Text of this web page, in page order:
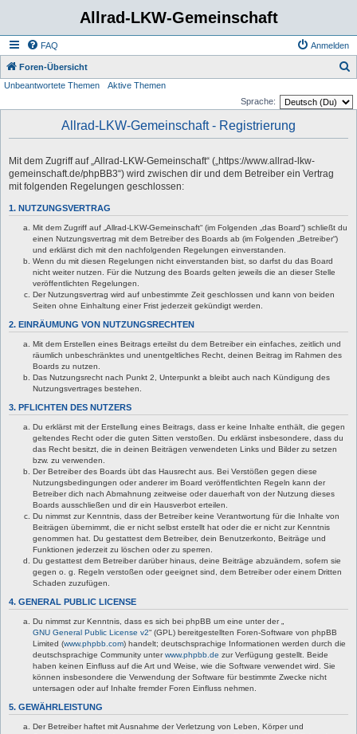
Allrad-LKW-Gemeinschaft
FAQ Anmelden
Foren-Übersicht
Unbeantwortete Themen
Aktive Themen
Sprache:
Allrad-LKW-Gemeinschaft - Registrierung
Mit dem Zugriff auf „Allrad-LKW-Gemeinschaft“ („https://www.allrad-lkw-
gemeinschaft.de/phpBB3“) wird zwischen dir und dem Betreiber ein Vertrag
mit folgenden Regelungen geschlossen:
1. NUTZUNGSVERTRAG
Mit dem Zugriff auf „Allrad-LKW-Gemeinschaft“ (im Folgenden „das Board“) schließt du
einen Nutzungsvertrag mit dem Betreiber des Boards ab (im Folgenden „Betreiber“)
und erklärst dich mit den nachfolgenden Regelungen einverstanden.
Wenn du mit diesen Regelungen nicht einverstanden bist, so darfst du das Board
nicht weiter nutzen. Für die Nutzung des Boards gelten jeweils die an dieser Stelle
veröffentlichten Regelungen.
Der Nutzungsvertrag wird auf unbestimmte Zeit geschlossen und kann von beiden
Seiten ohne Einhaltung einer Frist jederzeit gekündigt werden.
2. EINRÄUMUNG VON NUTZUNGSRECHTEN
Mit dem Erstellen eines Beitrags erteilst du dem Betreiber ein einfaches, zeitlich und
räumlich unbeschränktes und unentgeltliches Recht, deinen Beitrag im Rahmen des
Boards zu nutzen.
Das Nutzungsrecht nach Punkt 2, Unterpunkt a bleibt auch nach Kündigung des
Nutzungsvertrages bestehen.
3. PFLICHTEN DES NUTZERS
Du erklärst mit der Erstellung eines Beitrags, dass er keine Inhalte enthält, die gegen
geltendes Recht oder die guten Sitten verstoßen. Du erklärst insbesondere, dass du
das Recht besitzt, die in deinen Beiträgen verwendeten Links und Bilder zu setzen
bzw. zu verwenden.
Der Betreiber des Boards übt das Hausrecht aus. Bei Verstößen gegen diese
Nutzungsbedingungen oder anderer im Board veröffentlichten Regeln kann der
Betreiber dich nach Abmahnung zeitweise oder dauerhaft von der Nutzung dieses
Boards ausschließen und dir ein Hausverbot erteilen.
Du nimmst zur Kenntnis, dass der Betreiber keine Verantwortung für die Inhalte von
Beiträgen übernimmt, die er nicht selbst erstellt hat oder die er nicht zur Kenntnis
genommen hat. Du gestattest dem Betreiber, dein Benutzerkonto, Beiträge und
Funktionen jederzeit zu löschen oder zu sperren.
Du gestattest dem Betreiber darüber hinaus, deine Beiträge abzuändern, sofern sie
gegen o. g. Regeln verstoßen oder geeignet sind, dem Betreiber oder einem Dritten
Schaden zuzufügen.
4. GENERAL PUBLIC LICENSE
Du nimmst zur Kenntnis, dass es sich bei phpBB um eine unter der „
GNU General Public License v2“ (GPL) bereitgestellten Foren-Software von phpBB
Limited (www.phpbb.com) handelt; deutschsprachige Informationen werden durch die
deutschsprachige Community unterwww.phpbb.de zur Verfügung gestellt. Beide
haben keinen Einfluss auf die Art und Weise, wie die Software verwendet wird. Sie
können insbesondere die Verwendung der Software für bestimmte Zwecke nicht
untersagen oder auf Inhalte fremder Foren Einfluss nehmen.
5. GEWÄHRLEISTUNG
Der Betreiber haftet mit Ausnahme der Verletzung von Leben, Körper und